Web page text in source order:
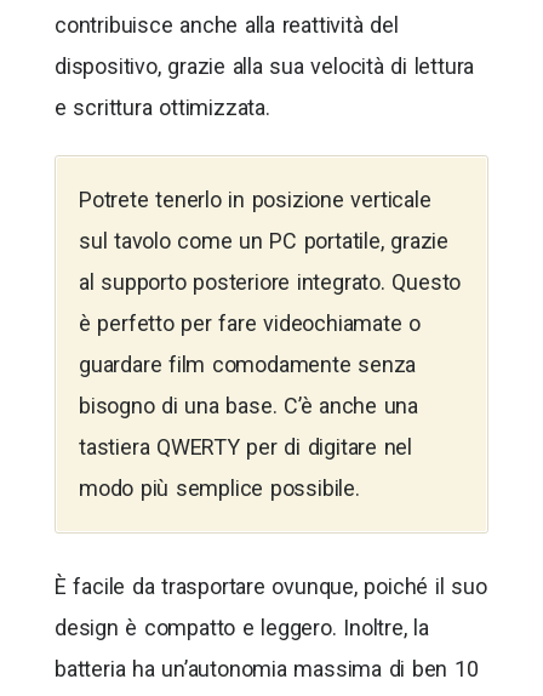
contribuisce anche alla reattività del
dispositivo, grazie alla sua velocità di lettura
e scrittura ottimizzata.
Potrete tenerlo in posizione verticale
sul tavolo come un PC portatile, grazie
al supporto posteriore integrato. Questo
è perfetto per fare videochiamate o
guardare film comodamente senza
bisogno di una base. C’è anche una
tastiera QWERTY per di digitare nel
modo più semplice possibile.
È facile da trasportare ovunque, poiché il suo
design è compatto e leggero. Inoltre, la
batteria ha un’autonomia massima di ben 10